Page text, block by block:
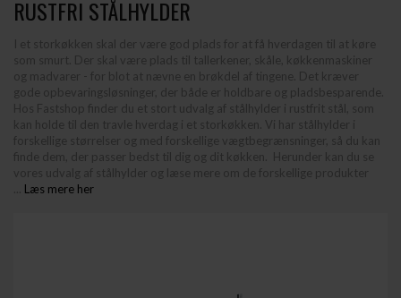
RUSTFRI STÅLHYLDER
I et storkøkken skal der være god plads for at få hverdagen til at køre
som smurt. Der skal være plads til tallerkener, skåle, køkkenmaskiner
og madvarer - for blot at nævne en brøkdel af tingene. Det kræver
gode opbevaringsløsninger, der både er holdbare og pladsbesparende.
Hos Fastshop finder du et stort udvalg af stålhylder i rustfrit stål, som
kan holde til den travle hverdag i et storkøkken. Vi har stålhylder i
forskellige størrelser og med forskellige vægtbegrænsninger, så du kan
finde dem, der passer bedst til dig og dit køkken. Herunder kan du se
vores udvalg af stålhylder og læse mere om de forskellige produkter
Læs mere her